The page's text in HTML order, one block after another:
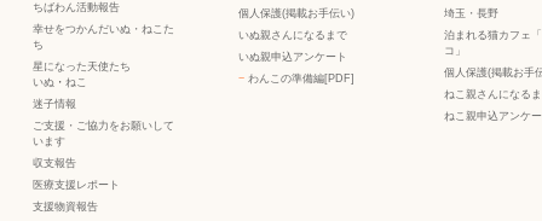
ちばわん活動報告
幸せをつかんだいぬ・ねこた
ち
星になった天使たち
いぬ ・ ねこ
迷子情報
ご支援・ご協力をお願いして
います
収支報告
医療支援レポート
支援物資報告
個人保護(掲載お手伝い)
いぬ親さんになるまで
いぬ親申込アンケート
− わんこの準備編[PDF]
埼玉・長野
泊まれる猫カフェ
コ」
個人保護(掲載お手
ねこ親さんになる
ねこ親申込アンケ